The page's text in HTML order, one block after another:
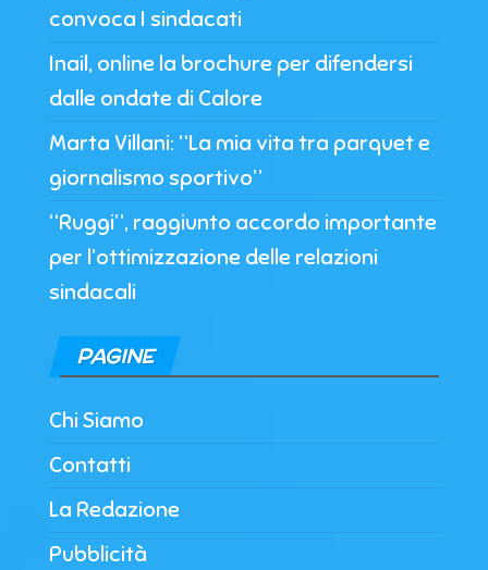
convoca I sindacati
Inail, online la brochure per difendersi
dalle ondate di Calore
Marta Villani: “La mia vita tra parquet e
giornalismo sportivo”
“Ruggi”, raggiunto accordo importante
per l’ottimizzazione delle relazioni
sindacali
PAGINE
Chi Siamo
Contatti
La Redazione
Pubblicità